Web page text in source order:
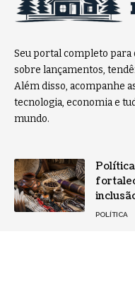
Seu portal completo
sobre lançamentos,
Além disso, acompanhe
tecnologia, economia e
mundo.
POLÍTICA